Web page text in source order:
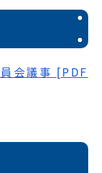
会議事 [PDF